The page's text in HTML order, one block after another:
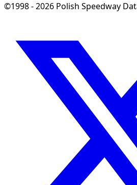
©1998 - 2026 Polish Speedway